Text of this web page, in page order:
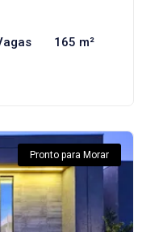
165 m²
Pronto para Morar